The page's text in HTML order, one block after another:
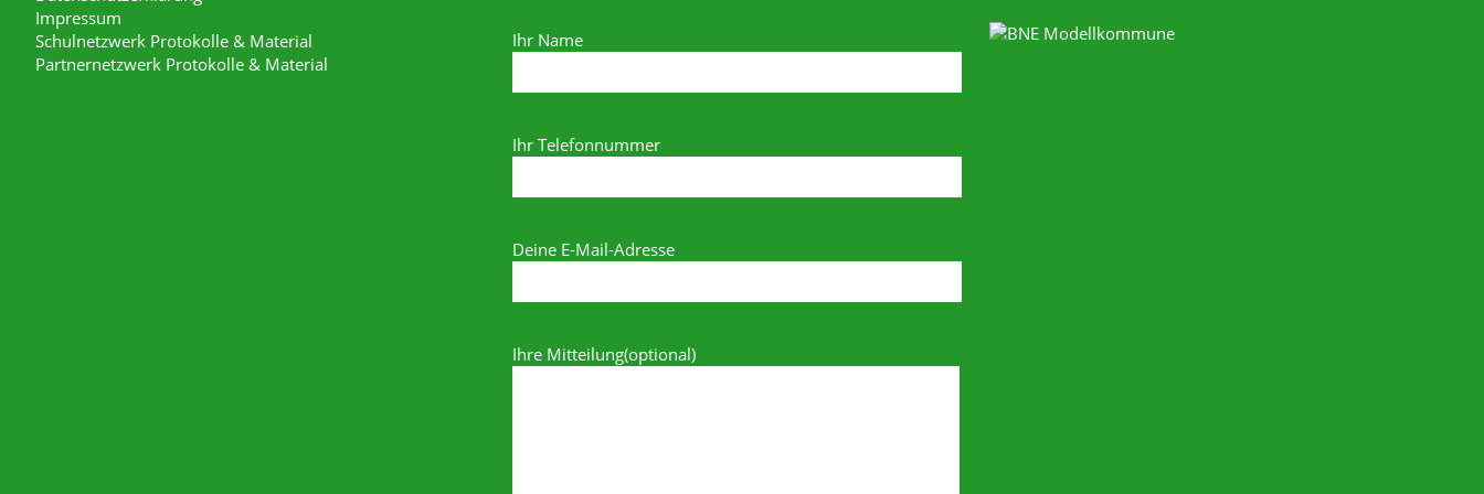
Impressum
Schulnetzwerk Protokolle & Material
Partnernetzwerk Protokolle & Material
Ihr Name
Ihr Telefonnummer
Deine E-Mail-Adresse
Ihre Mitteilung(optional)